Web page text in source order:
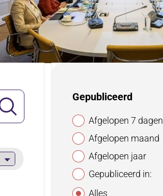
Zoeken
Gepubliceerd
Afgelopen 7 dagen
Afgelopen maand
Afgelopen jaar
Gepubliceerd in:
Alles